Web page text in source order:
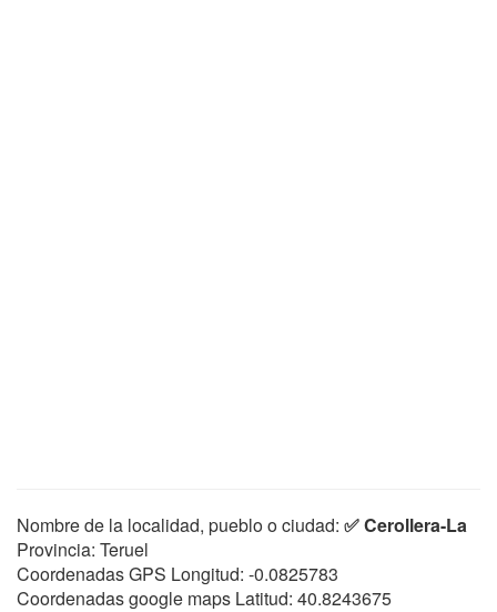
Nombre de la localidad, pueblo o ciudad: ✅ Cerollera-La
Provincia: Teruel
Coordenadas GPS Longitud: -0.0825783
Coordenadas google maps Latitud: 40.8243675